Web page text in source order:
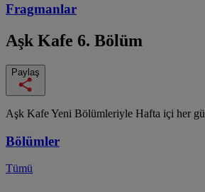
Fragmanlar
Aşk Kafe 6. Bölüm
Paylaş
Aşk Kafe Yeni Bölümleriyle Hafta içi her
Bölümler
Tümü